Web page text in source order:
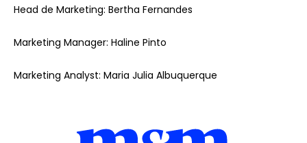
Head de Marketing: Bertha Fernandes
Marketing Manager: Haline Pinto
Marketing Analyst: Maria Julia Albuquerque